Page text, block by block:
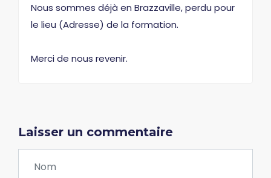
Nous sommes déjà en Brazzaville, perdu pour
le lieu (Adresse) de la formation.
Merci de nous revenir.
Laisser un commentaire